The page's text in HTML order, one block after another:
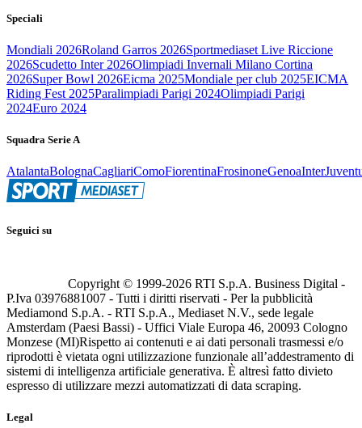
Speciali
Mondiali 2026Roland Garros 2026Sportmediaset Live Riccione
2026Scudetto Inter 2026Olimpiadi Invernali Milano Cortina
2026Super Bowl 2026Eicma 2025Mondiale per club 2025EICMA
Riding Fest 2025Paralimpiadi Parigi 2024Olimpiadi Parigi
2024Euro 2024
Squadra Serie A
AtalantaBolognaCagliariComoFiorentinaFrosinoneGenoaInter
Seguici su
Copyright © 1999-2026 RTI S.p.A. Business Digital -
P.Iva 03976881007 - Tutti i diritti riservati - Per la pubblicità
Mediamond S.p.A. - RTI S.p.A., Mediaset N.V., sede legale
Amsterdam (Paesi Bassi) - Uffici Viale Europa 46, 20093 Cologno
Monzese (MI)Rispetto ai contenuti e ai dati personali trasmessi e/o
riprodotti è vietata ogni utilizzazione funzionale all’addestramento di
sistemi di intelligenza artificiale generativa. È altresì fatto divieto
espresso di utilizzare mezzi automatizzati di data scraping.
Legal